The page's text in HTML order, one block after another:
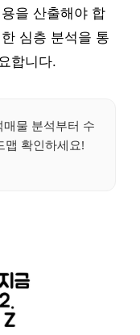
을 산출해야 합
심층 분석을 통
합니다.
물 분석부터 수
맵 확인하세요!